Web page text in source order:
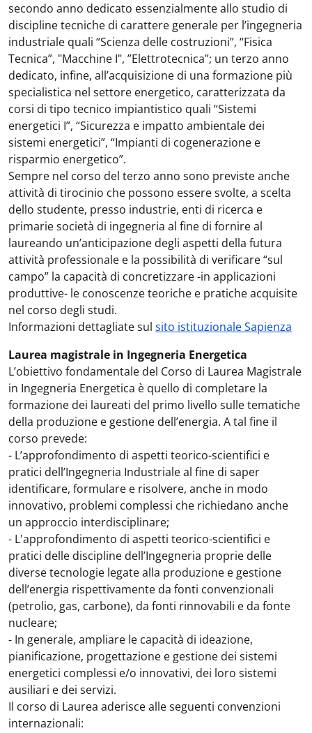
secondo anno dedicato essenzialmente allo studio di
discipline tecniche di carattere generale per l’ingegneria
industriale quali “Scienza delle costruzioni”, “Fisica
Tecnica”, "Macchine I", ”Elettrotecnica”; un terzo anno
dedicato, infine, all’acquisizione di una formazione più
specialistica nel settore energetico, caratterizzata da
corsi di tipo tecnico impiantistico quali “Sistemi
energetici I”, “Sicurezza e impatto ambientale dei
sistemi energetici”, “Impianti di cogenerazione e
risparmio energetico”.
Sempre nel corso del terzo anno sono previste anche
attività di tirocinio che possono essere svolte, a scelta
dello studente, presso industrie, enti di ricerca e
primarie società di ingegneria al fine di fornire al
laureando un’anticipazione degli aspetti della futura
attività professionale e la possibilità di verificare “sul
campo” la capacità di concretizzare -in applicazioni
produttive- le conoscenze teoriche e pratiche acquisite
nel corso degli studi.
Informazioni dettagliate sul sito istituzionale Sapienza
Laurea magistrale in Ingegneria Energetica
L’obiettivo fondamentale del Corso di Laurea Magistrale
in Ingegneria Energetica è quello di completare la
formazione dei laureati del primo livello sulle tematiche
della produzione e gestione dell’energia. A tal fine il
corso prevede:
- L’approfondimento di aspetti teorico-scientifici e
pratici dell’Ingegneria Industriale al fine di saper
identificare, formulare e risolvere, anche in modo
innovativo, problemi complessi che richiedano anche
un approccio interdisciplinare;
- L'approfondimento di aspetti teorico-scientifici e
pratici delle discipline dell’Ingegneria proprie delle
diverse tecnologie legate alla produzione e gestione
dell’energia rispettivamente da fonti convenzionali
(petrolio, gas, carbone), da fonti rinnovabili e da fonte
nucleare;
- In generale, ampliare le capacità di ideazione,
pianificazione, progettazione e gestione dei sistemi
energetici complessi e/o innovativi, dei loro sistemi
ausiliari e dei servizi.
Il corso di Laurea aderisce alle seguenti convenzioni
internazionali: